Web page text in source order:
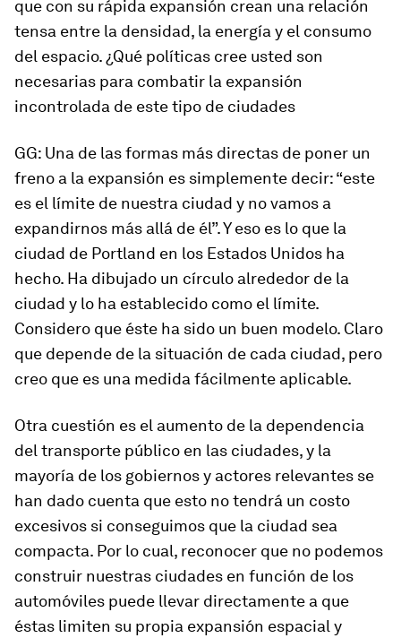
que con su rápida expansión crean una relación
tensa entre la densidad, la energía y el consumo
del espacio. ¿Qué políticas cree usted son
necesarias para combatir la expansión
incontrolada de este tipo de ciudades
GG: Una de las formas más directas de poner un
freno a la expansión es simplemente decir: “este
es el límite de nuestra ciudad y no vamos a
expandirnos más allá de él”. Y eso es lo que la
ciudad de Portland en los Estados Unidos ha
hecho. Ha dibujado un círculo alrededor de la
ciudad y lo ha establecido como el límite.
Considero que éste ha sido un buen modelo. Claro
que depende de la situación de cada ciudad, pero
creo que es una medida fácilmente aplicable.
Otra cuestión es el aumento de la dependencia
del transporte público en las ciudades, y la
mayoría de los gobiernos y actores relevantes se
han dado cuenta que esto no tendrá un costo
excesivos si conseguimos que la ciudad sea
compacta. Por lo cual, reconocer que no podemos
construir nuestras ciudades en función de los
automóviles puede llevar directamente a que
éstas limiten su propia expansión espacial y